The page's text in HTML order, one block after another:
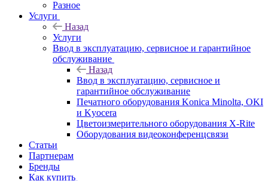
Разное
Услуги
Назад
Услуги
Ввод в эксплуатацию, сервисное и гарантийное
обслуживание
Назад
Ввод в эксплуатацию, сервисное и
гарантийное обслуживание
Печатного оборудования Konica Minolta, OKI
и Kyocera
Цветоизмерительного оборудования X-Rite
Оборудования видеоконференцсвязи
Статьи
Партнерам
Бренды
Как купить